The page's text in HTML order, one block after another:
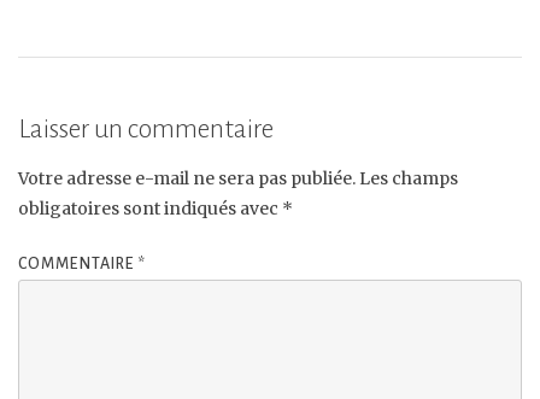
Laisser un commentaire
Votre adresse e-mail ne sera pas publiée. Les champs
obligatoires sont indiqués avec *
COMMENTAIRE *